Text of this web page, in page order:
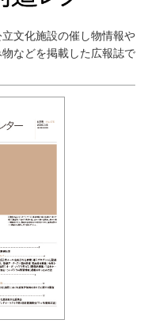
文化施設の催し物情報や
などを掲載した広報誌で